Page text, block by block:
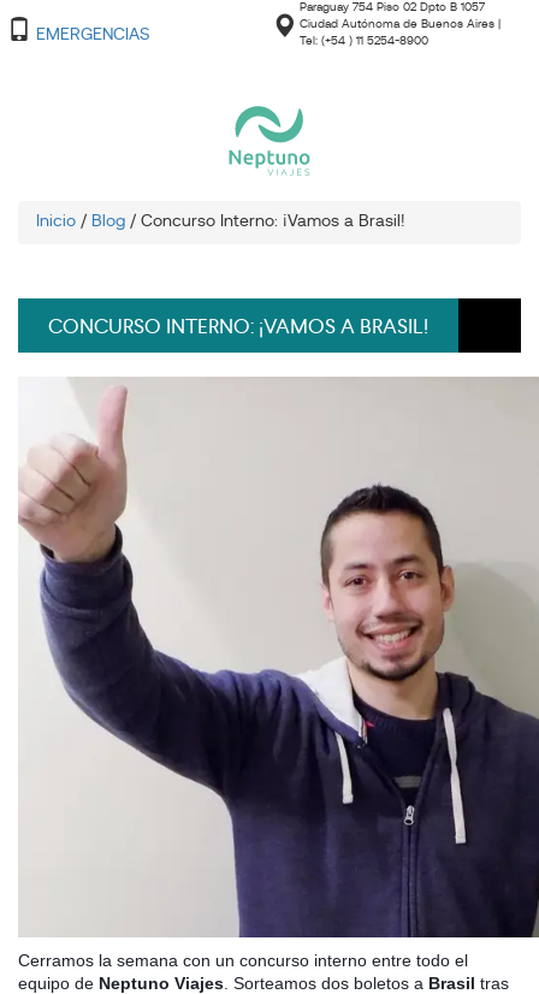
EMERGENCIAS
Paraguay 754 Piso 02 Dpto B 1057
Ciudad Autónoma de Buenos Aires |
Tel: (+54 ) 11 5254-8900
Inicio / Blog / Concurso Interno: ¡Vamos a Brasil!
CONCURSO INTERNO: ¡VAMOS A BRASIL!
Cerramos la semana con un concurso interno entre todo el
equipo de Neptuno Viajes . Sorteamos dos boletos a Brasil tras